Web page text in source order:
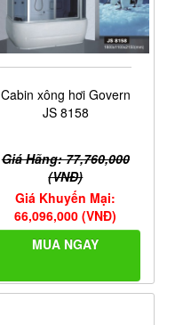
Cabin xông hơi Govern
JS 8158
Giá Hãng: 77,760,000
(VNĐ)
Giá Khuyến Mại:
66,096,000 (VNĐ)
MUA NGAY